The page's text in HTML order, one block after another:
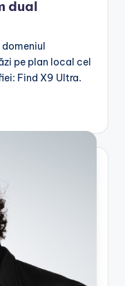
dual
pe plan local cel
Find X9 Ultra.